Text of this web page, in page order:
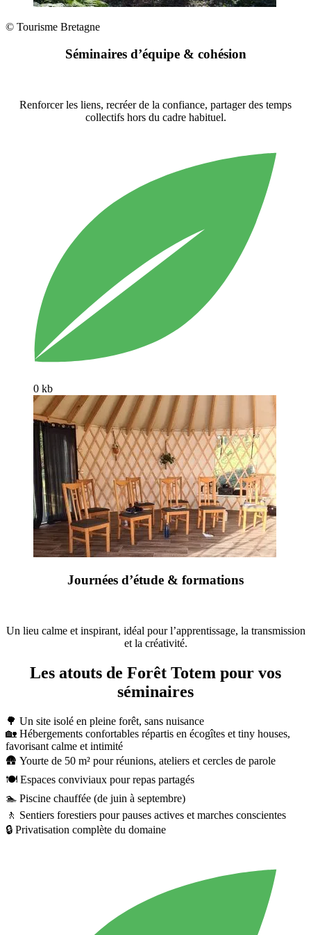
© Tourisme Bretagne
Séminaires d’équipe & cohésion
Renforcer les liens, recréer de la confiance, partager des temps
collectifs hors du cadre habituel.
0 kb
Journées d’étude & formations
Un lieu calme et inspirant, idéal pour l’apprentissage, la transmission
et la créativité.
Les atouts de Forêt Totem pour vos
séminaires
🌳 Un site isolé en pleine forêt, sans nuisance
🏡 Hébergements confortables répartis en écogîtes et tiny houses,
favorisant calme et intimité
🛖 Yourte de 50 m² pour réunions, ateliers et cercles de parole
🍽️ Espaces conviviaux pour repas partagés
🏊 Piscine chauffée (de juin à septembre)
🚶 Sentiers forestiers pour pauses actives et marches conscientes
🔒 Privatisation complète du domaine